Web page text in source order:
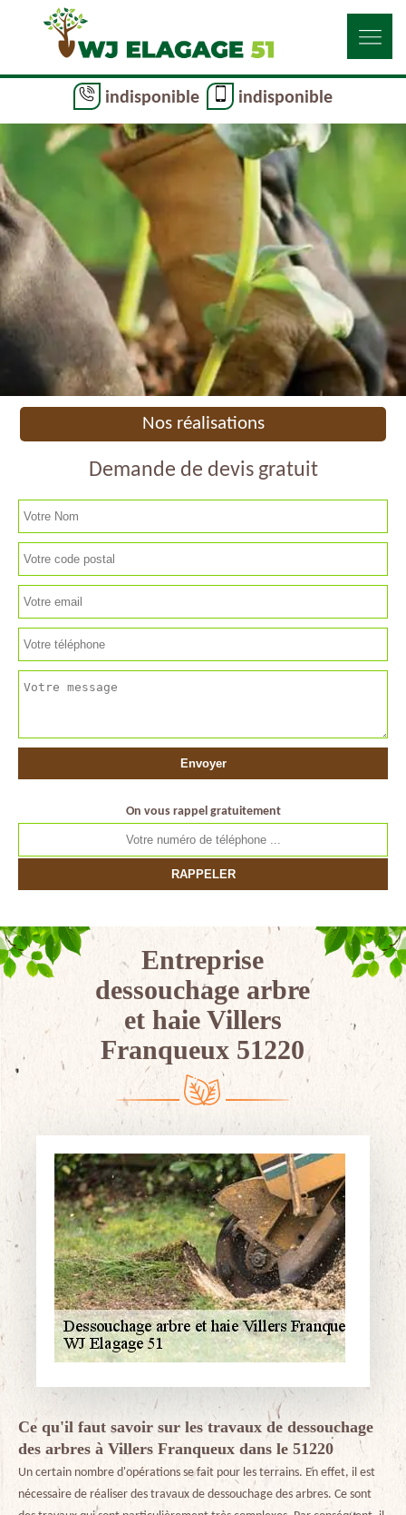
indisponible indisponible
Nos réalisations
Demande de devis gratuit
On vous rappel gratuitement
Entreprise
dessouchage arbre
et haie Villers
Franqueux 51220
Ce qu'il faut savoir sur les travaux de dessouchage
des arbres à Villers Franqueux dans le 51220
Un certain nombre d'opérations se fait pour les terrains. En effet, il est
nécessaire de réaliser des travaux de dessouchage des arbres. Ce sont